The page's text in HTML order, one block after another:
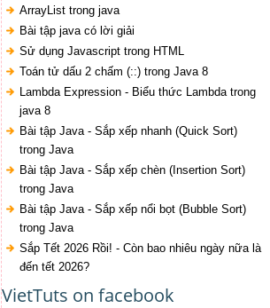
ArrayList trong java
Bài tập java có lời giải
Sử dụng Javascript trong HTML
Toán tử dấu 2 chấm (::) trong Java 8
Lambda Expression - Biểu thức Lambda trong
java 8
Bài tập Java - Sắp xếp nhanh (Quick Sort)
trong Java
Bài tập Java - Sắp xếp chèn (Insertion Sort)
trong Java
Bài tập Java - Sắp xếp nổi bọt (Bubble Sort)
trong Java
Sắp Tết 2026 Rồi! - Còn bao nhiêu ngày nữa là
đến tết 2026?
VietTuts on facebook